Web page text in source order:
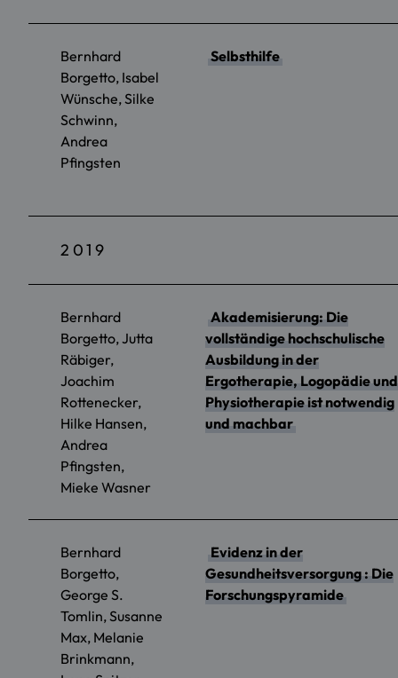
Bernhard
Borgetto, Isabel
Wünsche, Silke
Schwinn,
Andrea
Pfingsten
Selbsthilfe
2019
Bernhard
Borgetto, Jutta
Räbiger,
Joachim
Rottenecker,
Hilke Hansen,
Andrea
Pfingsten,
Mieke Wasner
Akademisierung: Die
vollständige hochschulische
Ausbildung in der
Ergotherapie, Logopädie und
Physiotherapie ist notwendig
und machbar
Bernhard
Borgetto,
George S.
Tomlin, Susanne
Max, Melanie
Brinkmann,
Evidenz in der
Gesundheitsversorgung : Die
Forschungspyramide